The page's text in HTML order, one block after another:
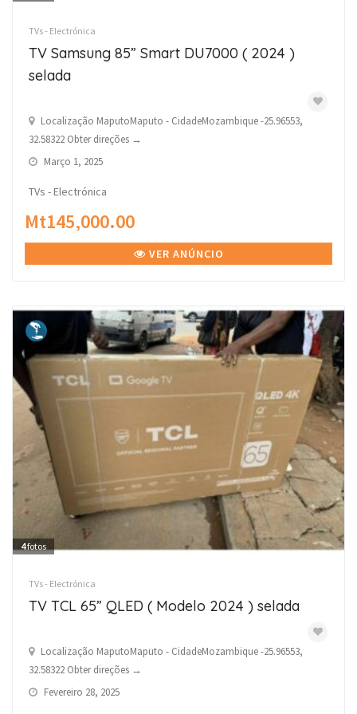
TVs - Electrónica
TV Samsung 85” Smart DU7000 ( 2024 )
selada
Localização MaputoMaputo - CidadeMozambique -25.96553,
32.58322 Obter direções →
Março 1, 2025
TVs - Electrónica
Mt145,000.00
VER ANÚNCIO
4fotos
TVs - Electrónica
TV TCL 65” QLED ( Modelo 2024 ) selada
Localização MaputoMaputo - CidadeMozambique -25.96553,
32.58322 Obter direções →
Fevereiro 28, 2025